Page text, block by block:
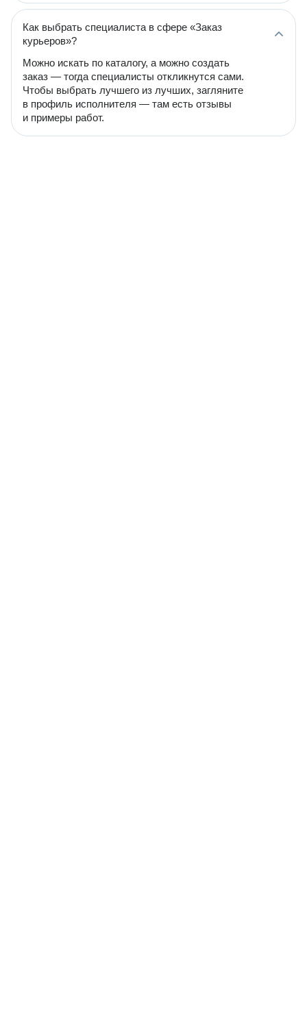
Как выбрать специалиста в сфере «Заказ
курьеров»?
Можно искать по каталогу, а можно создать
заказ — тогда специалисты откликнутся сами.
Чтобы выбрать лучшего из лучших, загляните
в профиль исполнителя — там есть отзывы
и примеры работ.